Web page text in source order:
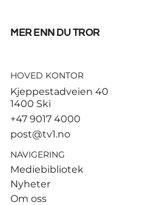
Tusenvis har
dødsstatistikk
mer enn du tror
HOVED KONTOR
Kjeppestadveien 40
1400 Ski
+47 9017 4000
post@tv1.no
NAVIGERING
Mediebibliotek
Nyheter
Om oss